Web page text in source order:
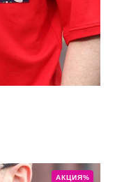
АКЦИЯ%